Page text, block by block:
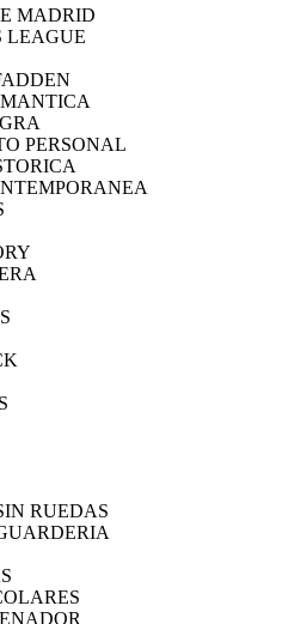
MADRID
LEAGUE
PERSONAL
RUEDAS